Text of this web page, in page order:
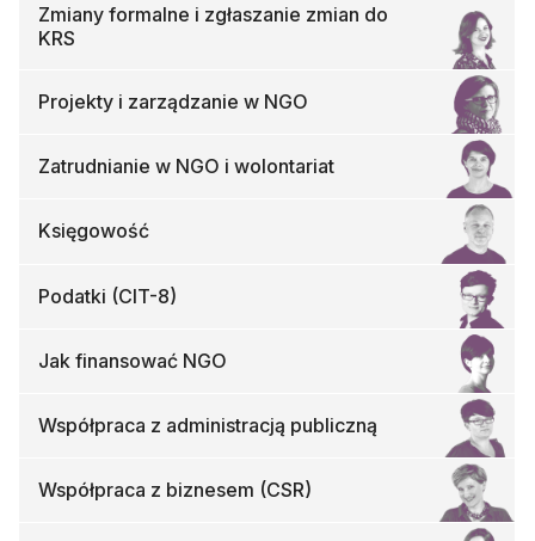
Zmiany formalne i zgłaszanie zmian do
KRS
Projekty i zarządzanie w NGO
Zatrudnianie w NGO i wolontariat
Księgowość
Podatki (CIT-8)
Jak finansować NGO
Współpraca z administracją publiczną
Współpraca z biznesem (CSR)